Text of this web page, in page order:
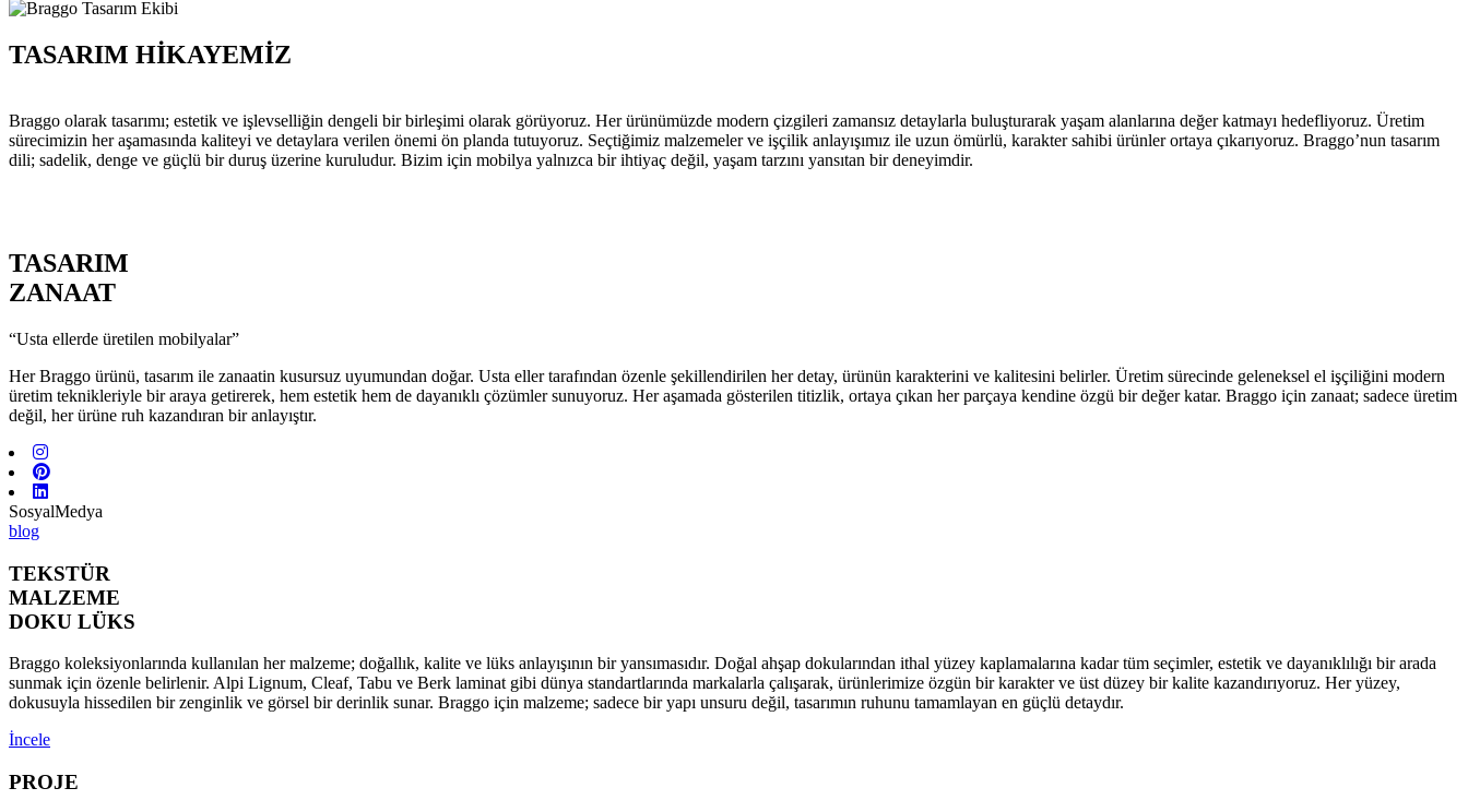
TASARIM HİKAYEMİZ
Braggo olarak tasarımı; estetik ve işlevselliğin dengeli bir birleşimi olarak görüyoruz. Her ürünümüzde modern çizgileri zamansız detaylarla buluşturarak yaşam alanlarına değer katmayı hedefliyoruz. Üretim
sürecimizin her aşamasında kaliteyi ve detaylara verilen önemi ön planda tutuyoruz. Seçtiğimiz malzemeler ve işçilik anlayışımız ile uzun ömürlü, karakter sahibi ürünler ortaya çıkarıyoruz. Braggo’nun tasarım
dili; sadelik, denge ve güçlü bir duruş üzerine kuruludur. Bizim için mobilya yalnızca bir ihtiyaç değil, yaşam tarzını yansıtan bir deneyimdir.
TASARIM
ZANAAT
“Usta ellerde üretilen mobilyalar”
Her Braggo ürünü, tasarım ile zanaatin kusursuz uyumundan doğar. Usta eller tarafından özenle şekillendirilen her detay, ürünün karakterini ve kalitesini belirler. Üretim sürecinde geleneksel el işçiliğini modern
üretim teknikleriyle bir araya getirerek, hem estetik hem de dayanıklı çözümler sunuyoruz. Her aşamada gösterilen titizlik, ortaya çıkan her parçaya kendine özgü bir değer katar. Braggo için zanaat; sadece üretim
değil, her ürüne ruh kazandıran bir anlayıştır.
SosyalMedya
blog
TEKSTÜR
MALZEME
DOKU LÜKS
Braggo koleksiyonlarında kullanılan her malzeme; doğallık, kalite ve lüks anlayışının bir yansımasıdır. Doğal ahşap dokularından ithal yüzey kaplamalarına kadar tüm seçimler, estetik ve dayanıklılığı bir arada
sunmak için özenle belirlenir. Alpi Lignum, Cleaf, Tabu ve Berk laminat gibi dünya standartlarında markalarla çalışarak, ürünlerimize özgün bir karakter ve üst düzey bir kalite kazandırıyoruz. Her yüzey,
dokusuyla hissedilen bir zenginlik ve görsel bir derinlik sunar. Braggo için malzeme; sadece bir yapı unsuru değil, tasarımın ruhunu tamamlayan en güçlü detaydır.
İncele
PROJE